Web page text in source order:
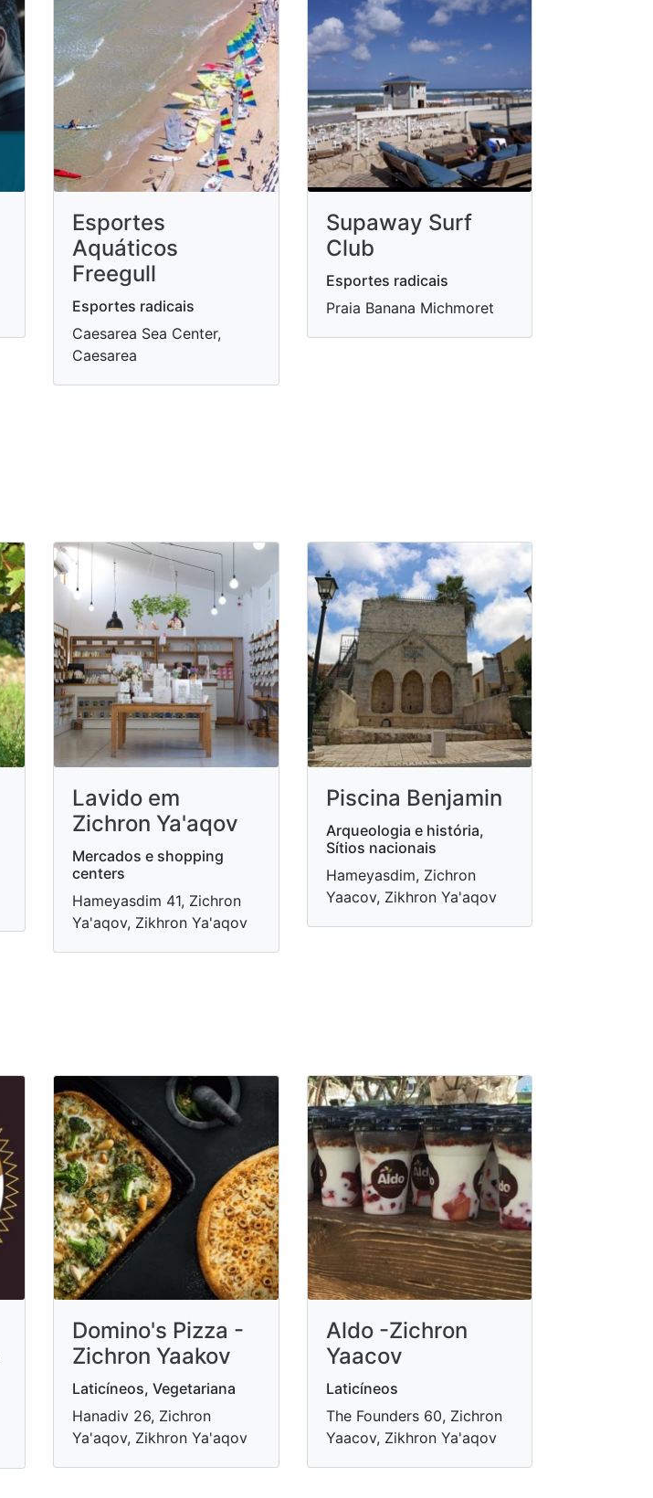
Esportes
Aquáticos
Freegull
Esportes radicais
Caesarea Sea Center,
Caesarea
Supaway Surf
Club
Esportes radicais
Praia Banana Michmoret
Lavido em
Zichron Ya'aqov
Mercados e shopping
centers
Hameyasdim 41, Zichron
Ya'aqov, Zikhron Ya'aqov
Piscina Benjamin
Arqueologia e história,
Sítios nacionais
Hameyasdim, Zichron
Yaacov, Zikhron Ya'aqov
Domino's Pizza -
Zichron Yaakov
Laticíneos, Vegetariana
Hanadiv 26, Zichron
Ya'aqov, Zikhron Ya'aqov
Aldo -Zichron
Yaacov
Laticíneos
The Founders 60, Zichron
Yaacov, Zikhron Ya'aqov